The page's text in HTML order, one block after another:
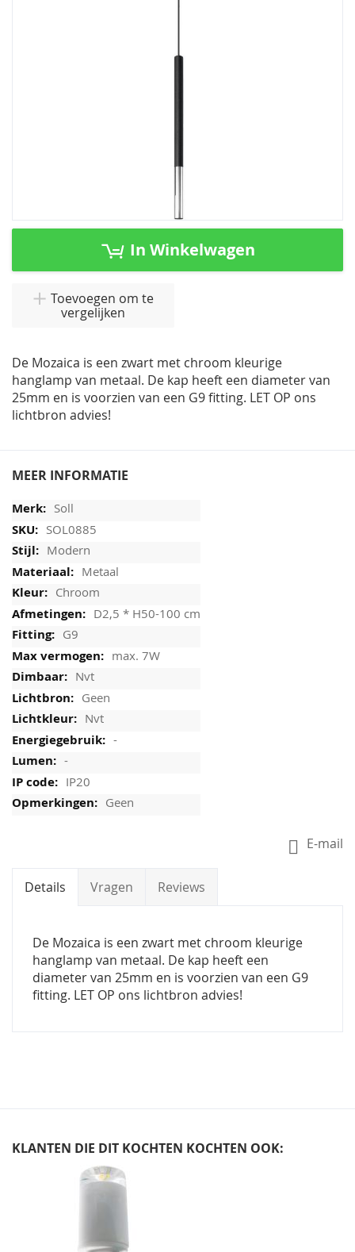
Ga
In Winkelwagen
Toevoegen om te
vergelijken
De Mozaica is een zwart met chroom kleurige
hanglamp van metaal. De kap heeft een diameter van
25mm en is voorzien van een G9 fitting. LET OP ons
lichtbron advies!
MEER INFORMATIE
Soll
SOL0885
Modern
Metaal
Chroom
D2,5 * H50-100 cm
G9
max. 7W
Nvt
Geen
Nvt
-
-
IP20
Geen
E-mail
Details Vragen Reviews
De Mozaica is een zwart met chroom kleurige
hanglamp van metaal. De kap heeft een
diameter van 25mm en is voorzien van een G9
fitting. LET OP ons lichtbron advies!
KLANTEN DIE DIT KOCHTEN KOCHTEN OOK: